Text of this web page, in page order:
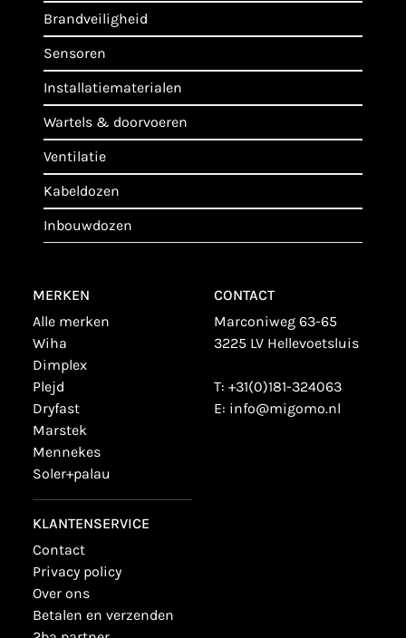
brandveiligheid
sensoren
installatiematerialen
wartels & doorvoeren
ventilatie
kabeldozen
inbouwdozen
MERKEN
alle merken
wiha
dimplex
plejd
dryfast
marstek
mennekes
soler+palau
KLANTENSERVICE
contact
privacy policy
over ons
betalen en verzenden
CONTACT
Marconiweg 63-65
3225 LV Hellevoetsluis
T: +31(0)181-324063
E: info@migomo.nl